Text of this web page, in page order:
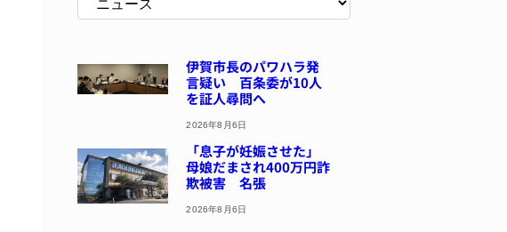
伊賀市長のパワハラ発
言疑い 百条委が10人
を証人尋問へ
2026年8月6日
「息子が妊娠させた」
母娘だまされ400万円詐
欺被害 名張
2026年8月6日